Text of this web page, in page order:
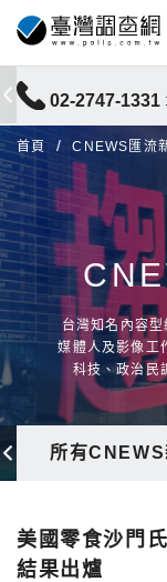
02-2747-1331
首頁 CNEWS匯流
台灣知名內容
媒體人及影像工
科技、政治民
所有CNEWS
美國零食沙門
結果出爐